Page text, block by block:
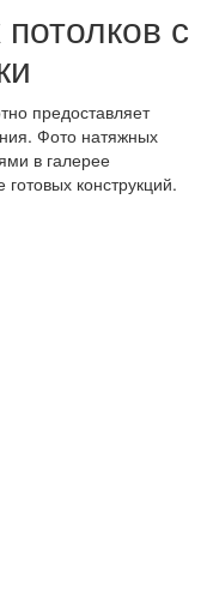
с
предоставляет
Фото натяжных
в галерее
конструкций.